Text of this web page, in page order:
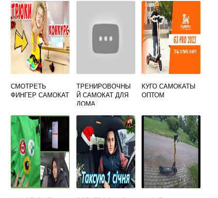
СМОТРЕТЬ
ФИНГЕР САМОКАТ
ТРЕНИРОВОЧНЫ
Й САМОКАТ ДЛЯ
ДОМА
КУГО САМОКАТЫ
ОПТОМ